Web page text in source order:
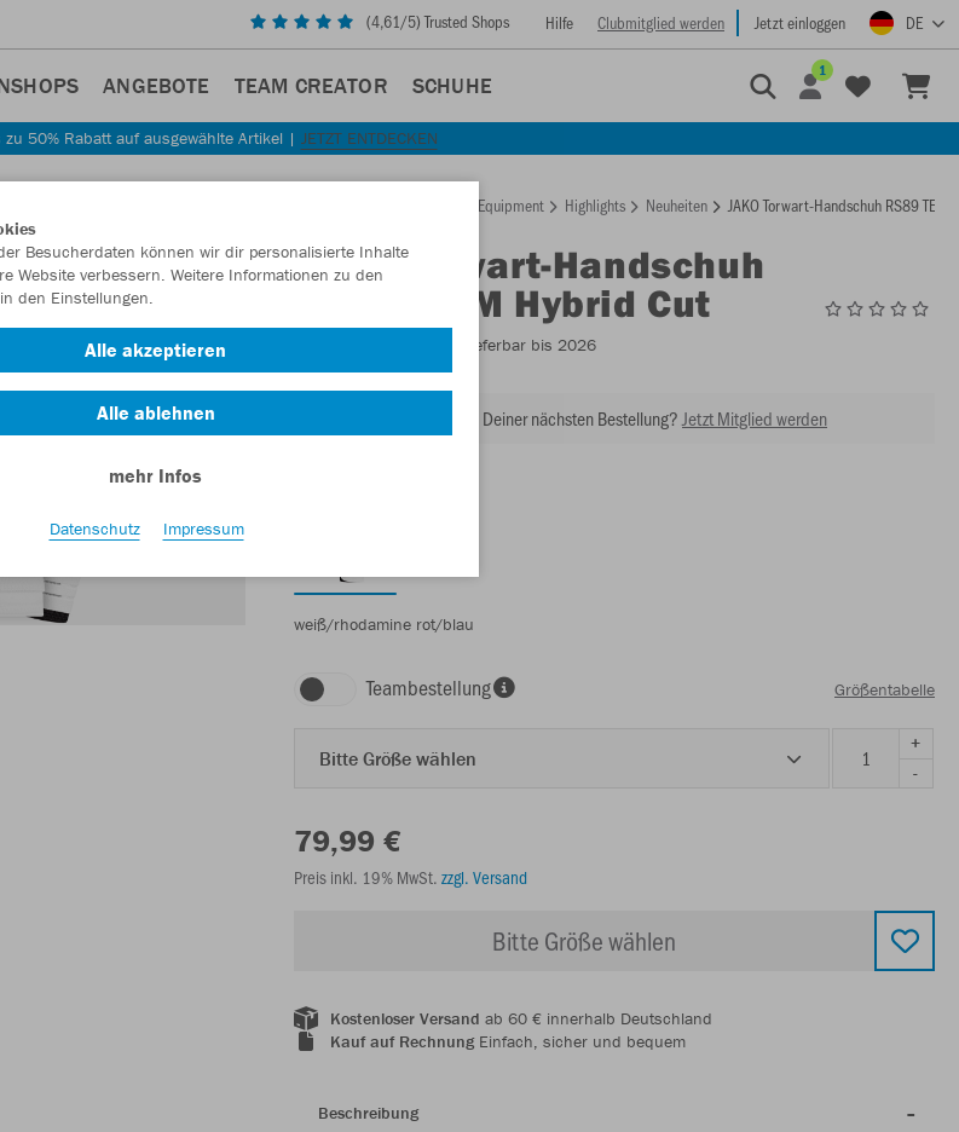
(4,61/5) Trusted Shops Hilfe Clubmitglied werden Jetzt einloggen DE
ANGEBOTE TEAM CREATOR SCHUHE
1
50% Rabatt auf ausgewählte Artikel | JETZT ENTDECKEN
Equipment Highlights Neuheiten JAKO Torwart-Handschuh RS89
JAKOTorwart-Handschuh
RS89 TEAM Hybrid Cut
- Lieferbar bis 2026
Lust auf 30% Rabatt bei Deiner nächsten Bestellung? Jetzt Mitglied werden
weiß/rhodamine rot/blau
Teambestellung Größentabelle
Bitte Größe wählen
+
-
79,99 €
Preis inkl. 19% MwSt. zzgl. Versand
Bitte Größe wählen
Kostenloser Versand ab 60 € innerhalb Deutschland
Kauf auf RechnungEinfach, sicher und bequem
Beschreibung
Besucherdaten können wir dir personalisierte Inhalte
Website verbessern. Weitere Informationen zu den
den Einstellungen.
Alle akzeptieren
Alle ablehnen
mehr Infos
Datenschutz Impressum